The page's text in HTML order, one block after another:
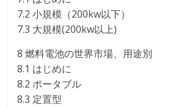
7.2 小規模（200kw以下）
7.3 大規模(200kw以上)
8 燃料電池の世界市場、用途別
8.1 はじめに
8.2 ポータブル
8.3 定置型